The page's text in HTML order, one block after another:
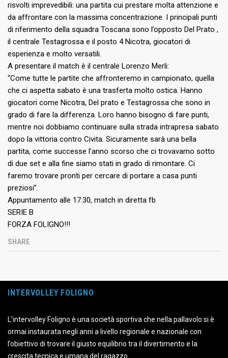
risvolti imprevedibili: una partita cui prestare molta attenzione e
da affrontare con la massima concentrazione. I principali punti
di riferimento della squadra Toscana sono l’opposto Del Prato ,
il centrale Testagrossa e il posto 4 Nicotra, giocatori di
esperienza e molto versatili.
A presentare il match è il centrale Lorenzo Merli:
“Come tutte le partite che affronteremo in campionato, quella
che ci aspetta sabato è una trasferta molto ostica. Hanno
giocatori come Nicotra, Del prato e Testagrossa che sono in
grado di fare la differenza. Loro hanno bisogno di fare punti,
mentre noi dobbiamo continuare sulla strada intrapresa sabato
dopo la vittoria contro Civita. Sicuramente sarà una bella
partita, come successe l’anno scorso che ci trovavamo sotto
di due set e alla fine siamo stati in grado di rimontare. Ci
faremo trovare pronti per cercare di portare a casa punti
preziosi”.
Appuntamento alle 17.30, match in diretta fb
SERIE B
FORZA FOLIGNO!!!
SHARE
INTERVOLLEY FOLIGNO
L’intervolley Foligno è una società sportiva che nella pallavolo si è
ormai instaurata negli anni a livello regionale e nazionale con
l’obiettivo di trovare il giusto equilibrio tra il divertimento e la
crescita tecnica e umana del ragazzo.